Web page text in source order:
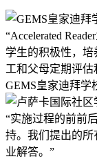
“Accelerated
学生的积极性，
工和父母定期评
GEMS皇家迪拜学
“实施过程的前前
持。我们提出的
业解答。”